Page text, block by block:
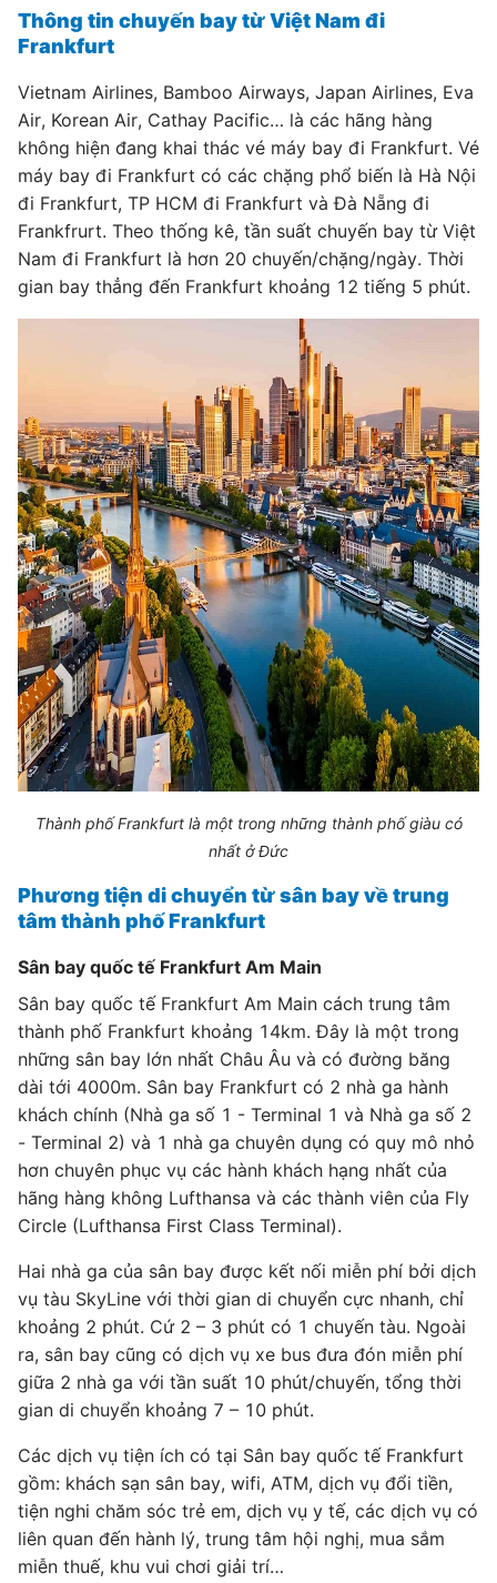
Thông tin chuyến bay từ Việt Nam đi
Frankfurt
Vietnam Airlines, Bamboo Airways, Japan Airlines, Eva
Air, Korean Air, Cathay Pacific… là các hãng hàng
không hiện đang khai thác vé máy bay đi Frankfurt. Vé
máy bay đi Frankfurt có các chặng phổ biến là Hà Nội
đi Frankfurt, TP HCM đi Frankfurt và Đà Nẵng đi
Frankfrurt. Theo thống kê, tần suất chuyến bay từ Việt
Nam đi Frankfurt là hơn 20 chuyến/chặng/ngày. Thời
gian bay thẳng đến Frankfurt khoảng 12 tiếng 5 phút.
Thành phố Frankfurt là một trong những thành phố giàu có
nhất ở Đức
Phương tiện di chuyển từ sân bay về trung
tâm thành phố Frankfurt
Sân bay quốc tế Frankfurt Am Main
Sân bay quốc tế Frankfurt Am Main cách trung tâm
thành phố Frankfurt khoảng 14km. Đây là một trong
những sân bay lớn nhất Châu Âu và có đường băng
dài tới 4000m. Sân bay Frankfurt có 2 nhà ga hành
khách chính (Nhà ga số 1 - Terminal 1 và Nhà ga số 2
- Terminal 2) và 1 nhà ga chuyên dụng có quy mô nhỏ
hơn chuyên phục vụ các hành khách hạng nhất của
hãng hàng không Lufthansa và các thành viên của Fly
Circle (Lufthansa First Class Terminal).
Hai nhà ga của sân bay được kết nối miễn phí bởi dịch
vụ tàu SkyLine với thời gian di chuyển cực nhanh, chỉ
khoảng 2 phút. Cứ 2 – 3 phút có 1 chuyến tàu. Ngoài
ra, sân bay cũng có dịch vụ xe bus đưa đón miễn phí
giữa 2 nhà ga với tần suất 10 phút/chuyến, tổng thời
gian di chuyển khoảng 7 – 10 phút.
Các dịch vụ tiện ích có tại Sân bay quốc tế Frankfurt
gồm: khách sạn sân bay, wifi, ATM, dịch vụ đổi tiền,
tiện nghi chăm sóc trẻ em, dịch vụ y tế, các dịch vụ có
liên quan đến hành lý, trung tâm hội nghị, mua sắm
miễn thuế, khu vui chơi giải trí…